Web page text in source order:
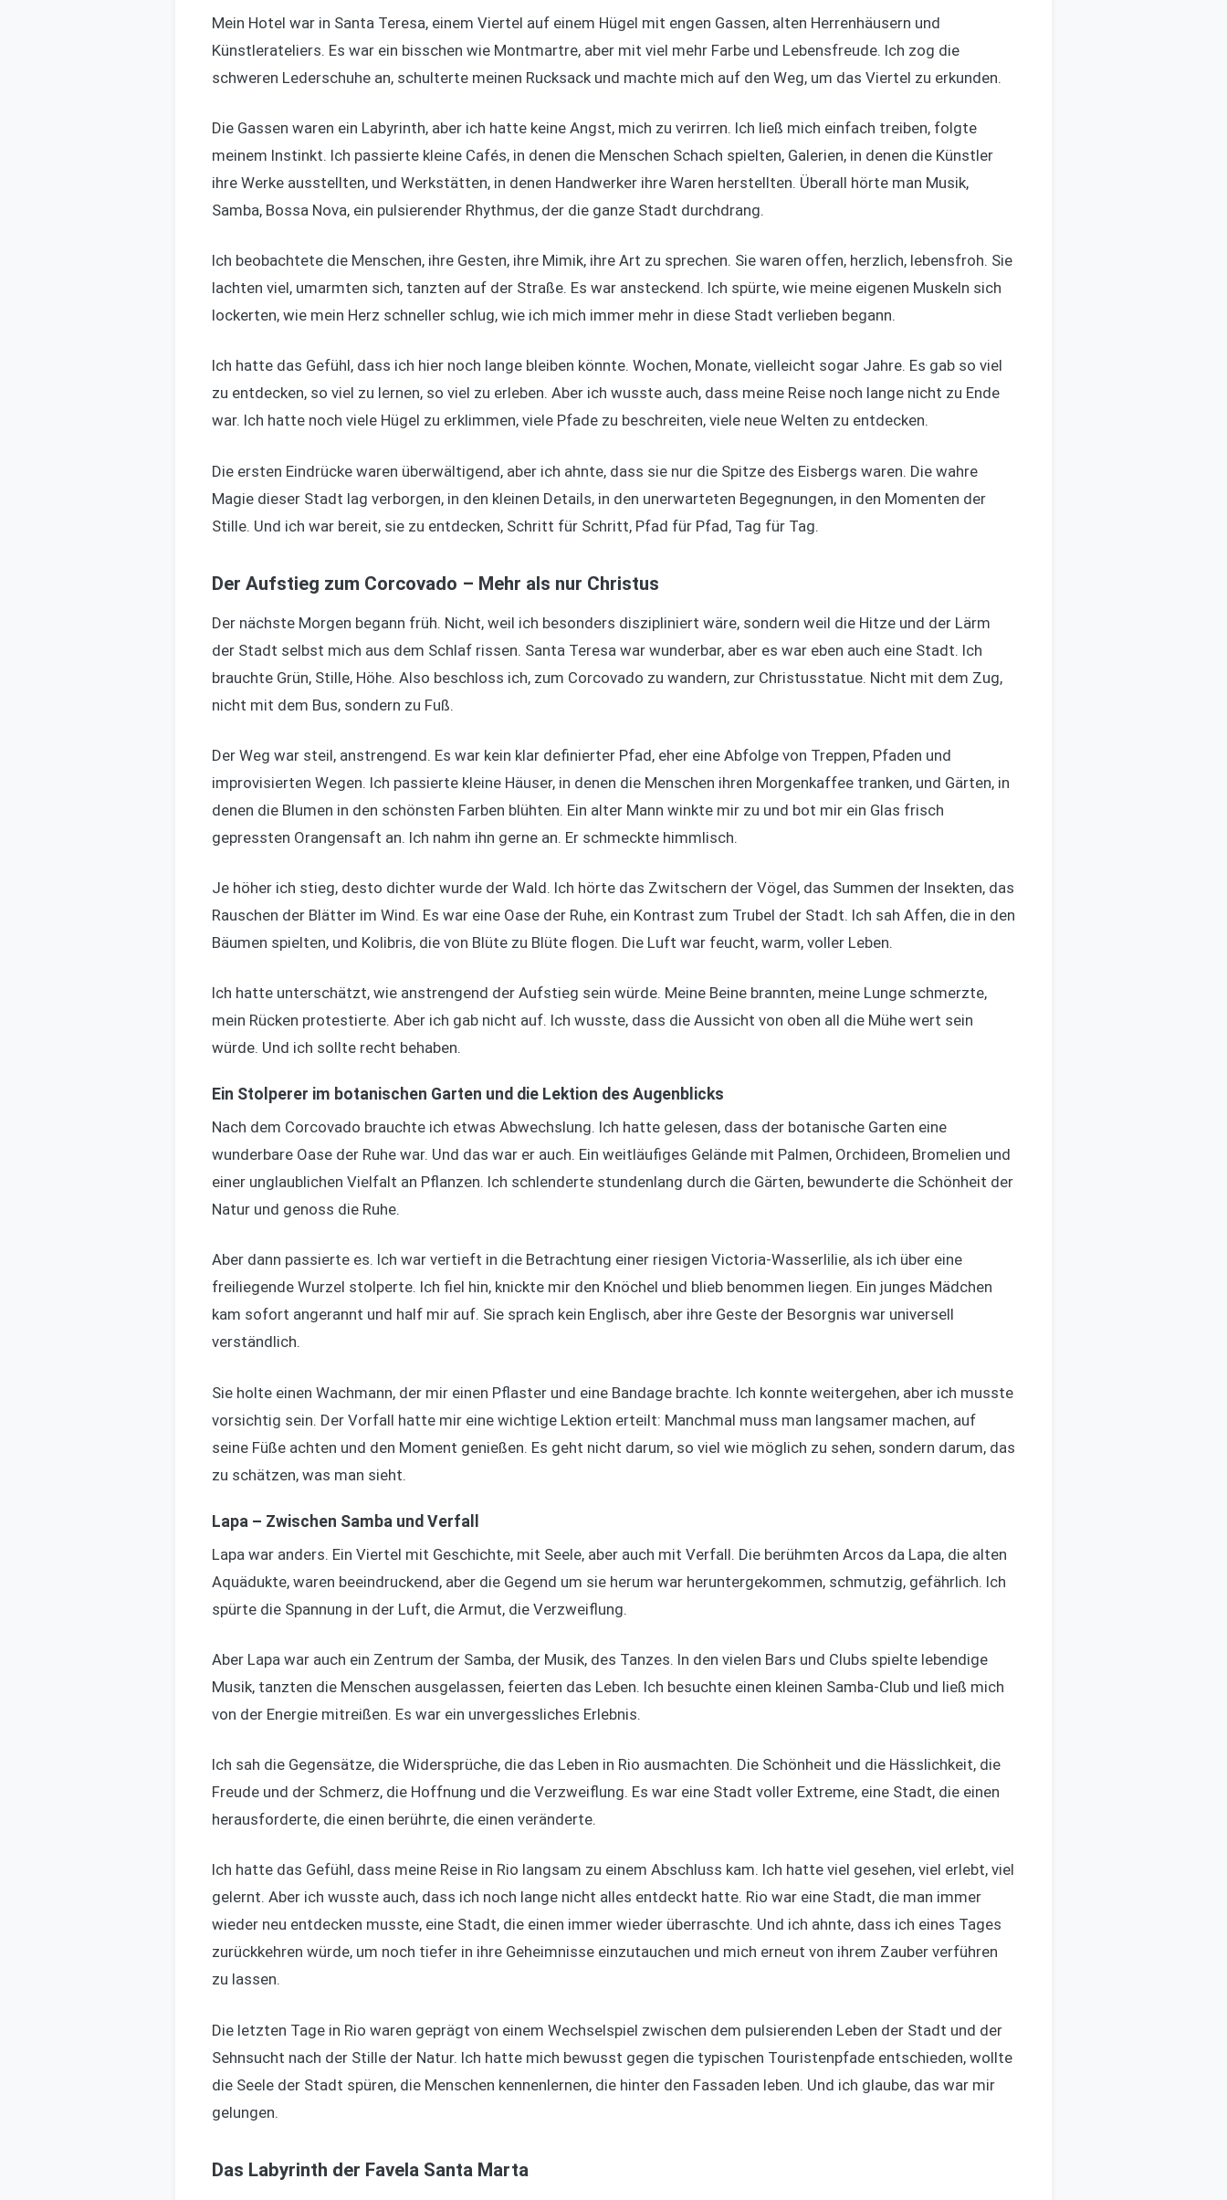
Mein Hotel war in Santa Teresa, einem Viertel auf einem Hügel mit engen Gassen, alten Herrenhäusern und
Künstlerateliers. Es war ein bisschen wie Montmartre, aber mit viel mehr Farbe und Lebensfreude. Ich zog die
schweren Lederschuhe an, schulterte meinen Rucksack und machte mich auf den Weg, um das Viertel zu erkunden.
Die Gassen waren ein Labyrinth, aber ich hatte keine Angst, mich zu verirren. Ich ließ mich einfach treiben, folgte
meinem Instinkt. Ich passierte kleine Cafés, in denen die Menschen Schach spielten, Galerien, in denen die Künstler
ihre Werke ausstellten, und Werkstätten, in denen Handwerker ihre Waren herstellten. Überall hörte man Musik,
Samba, Bossa Nova, ein pulsierender Rhythmus, der die ganze Stadt durchdrang.
Ich beobachtete die Menschen, ihre Gesten, ihre Mimik, ihre Art zu sprechen. Sie waren offen, herzlich, lebensfroh. Sie
lachten viel, umarmten sich, tanzten auf der Straße. Es war ansteckend. Ich spürte, wie meine eigenen Muskeln sich
lockerten, wie mein Herz schneller schlug, wie ich mich immer mehr in diese Stadt verlieben begann.
Ich hatte das Gefühl, dass ich hier noch lange bleiben könnte. Wochen, Monate, vielleicht sogar Jahre. Es gab so viel
zu entdecken, so viel zu lernen, so viel zu erleben. Aber ich wusste auch, dass meine Reise noch lange nicht zu Ende
war. Ich hatte noch viele Hügel zu erklimmen, viele Pfade zu beschreiten, viele neue Welten zu entdecken.
Die ersten Eindrücke waren überwältigend, aber ich ahnte, dass sie nur die Spitze des Eisbergs waren. Die wahre
Magie dieser Stadt lag verborgen, in den kleinen Details, in den unerwarteten Begegnungen, in den Momenten der
Stille. Und ich war bereit, sie zu entdecken, Schritt für Schritt, Pfad für Pfad, Tag für Tag.
Der Aufstieg zum Corcovado – Mehr als nur Christus
Der nächste Morgen begann früh. Nicht, weil ich besonders diszipliniert wäre, sondern weil die Hitze und der Lärm
der Stadt selbst mich aus dem Schlaf rissen. Santa Teresa war wunderbar, aber es war eben auch eine Stadt. Ich
brauchte Grün, Stille, Höhe. Also beschloss ich, zum Corcovado zu wandern, zur Christusstatue. Nicht mit dem Zug,
nicht mit dem Bus, sondern zu Fuß.
Der Weg war steil, anstrengend. Es war kein klar definierter Pfad, eher eine Abfolge von Treppen, Pfaden und
improvisierten Wegen. Ich passierte kleine Häuser, in denen die Menschen ihren Morgenkaffee tranken, und Gärten, in
denen die Blumen in den schönsten Farben blühten. Ein alter Mann winkte mir zu und bot mir ein Glas frisch
gepressten Orangensaft an. Ich nahm ihn gerne an. Er schmeckte himmlisch.
Je höher ich stieg, desto dichter wurde der Wald. Ich hörte das Zwitschern der Vögel, das Summen der Insekten, das
Rauschen der Blätter im Wind. Es war eine Oase der Ruhe, ein Kontrast zum Trubel der Stadt. Ich sah Affen, die in den
Bäumen spielten, und Kolibris, die von Blüte zu Blüte flogen. Die Luft war feucht, warm, voller Leben.
Ich hatte unterschätzt, wie anstrengend der Aufstieg sein würde. Meine Beine brannten, meine Lunge schmerzte,
mein Rücken protestierte. Aber ich gab nicht auf. Ich wusste, dass die Aussicht von oben all die Mühe wert sein
würde. Und ich sollte recht behaben.
Ein Stolperer im botanischen Garten und die Lektion des Augenblicks
Nach dem Corcovado brauchte ich etwas Abwechslung. Ich hatte gelesen, dass der botanische Garten eine
wunderbare Oase der Ruhe war. Und das war er auch. Ein weitläufiges Gelände mit Palmen, Orchideen, Bromelien und
einer unglaublichen Vielfalt an Pflanzen. Ich schlenderte stundenlang durch die Gärten, bewunderte die Schönheit der
Natur und genoss die Ruhe.
Aber dann passierte es. Ich war vertieft in die Betrachtung einer riesigen Victoria-Wasserlilie, als ich über eine
freiliegende Wurzel stolperte. Ich fiel hin, knickte mir den Knöchel und blieb benommen liegen. Ein junges Mädchen
kam sofort angerannt und half mir auf. Sie sprach kein Englisch, aber ihre Geste der Besorgnis war universell
verständlich.
Sie holte einen Wachmann, der mir einen Pflaster und eine Bandage brachte. Ich konnte weitergehen, aber ich musste
vorsichtig sein. Der Vorfall hatte mir eine wichtige Lektion erteilt: Manchmal muss man langsamer machen, auf
seine Füße achten und den Moment genießen. Es geht nicht darum, so viel wie möglich zu sehen, sondern darum, das
zu schätzen, was man sieht.
Lapa – Zwischen Samba und Verfall
Lapa war anders. Ein Viertel mit Geschichte, mit Seele, aber auch mit Verfall. Die berühmten Arcos da Lapa, die alten
Aquädukte, waren beeindruckend, aber die Gegend um sie herum war heruntergekommen, schmutzig, gefährlich. Ich
spürte die Spannung in der Luft, die Armut, die Verzweiflung.
Aber Lapa war auch ein Zentrum der Samba, der Musik, des Tanzes. In den vielen Bars und Clubs spielte lebendige
Musik, tanzten die Menschen ausgelassen, feierten das Leben. Ich besuchte einen kleinen Samba-Club und ließ mich
von der Energie mitreißen. Es war ein unvergessliches Erlebnis.
Ich sah die Gegensätze, die Widersprüche, die das Leben in Rio ausmachten. Die Schönheit und die Hässlichkeit, die
Freude und der Schmerz, die Hoffnung und die Verzweiflung. Es war eine Stadt voller Extreme, eine Stadt, die einen
herausforderte, die einen berührte, die einen veränderte.
Ich hatte das Gefühl, dass meine Reise in Rio langsam zu einem Abschluss kam. Ich hatte viel gesehen, viel erlebt, viel
gelernt. Aber ich wusste auch, dass ich noch lange nicht alles entdeckt hatte. Rio war eine Stadt, die man immer
wieder neu entdecken musste, eine Stadt, die einen immer wieder überraschte. Und ich ahnte, dass ich eines Tages
zurückkehren würde, um noch tiefer in ihre Geheimnisse einzutauchen und mich erneut von ihrem Zauber verführen
zu lassen.
Die letzten Tage in Rio waren geprägt von einem Wechselspiel zwischen dem pulsierenden Leben der Stadt und der
Sehnsucht nach der Stille der Natur. Ich hatte mich bewusst gegen die typischen Touristenpfade entschieden, wollte
die Seele der Stadt spüren, die Menschen kennenlernen, die hinter den Fassaden leben. Und ich glaube, das war mir
gelungen.
Das Labyrinth der Favela Santa Marta